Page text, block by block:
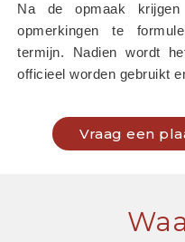
Na de opmaak
opmerkingen te
termijn. Nadien wordt
officieel worden gebruikt
Vraag een